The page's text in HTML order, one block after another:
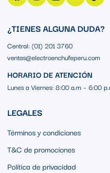
¿TIENES ALGUNA DUDA?
Central: (01) 201 3760
ventas@electroenchufeperu.com
HORARIO DE ATENCIÓN
Lunes a Viernes: 8:00 a.m – 6:00
LEGALES
Términos y condiciones
T&C de promociones
Política de privacidad